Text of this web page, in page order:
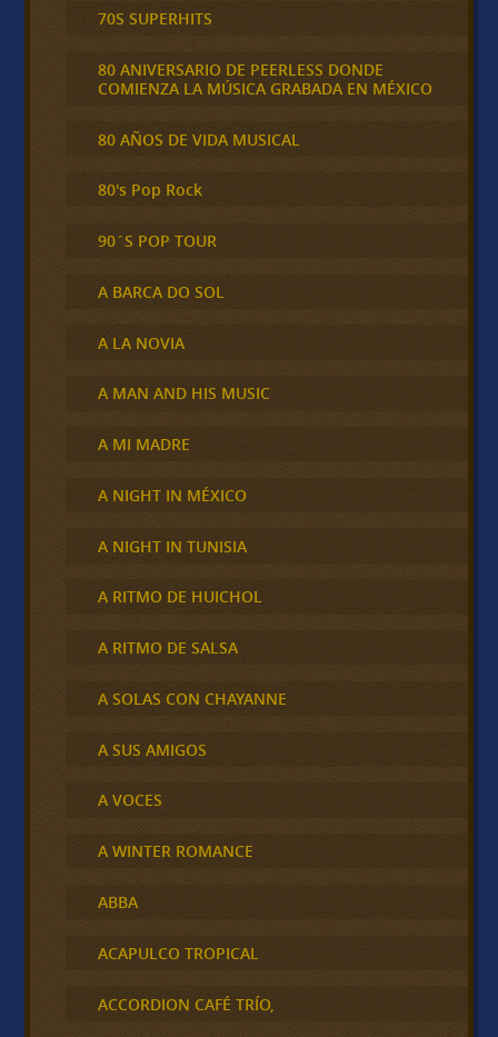
70S SUPERHITS
80 ANIVERSARIO DE PEERLESS DONDE
COMIENZA LA MÚSICA GRABADA EN MÉXICO
80 AÑOS DE VIDA MUSICAL
80's Pop Rock
90´S POP TOUR
A BARCA DO SOL
A LA NOVIA
A MAN AND HIS MUSIC
A MI MADRE
A NIGHT IN MÉXICO
A NIGHT IN TUNISIA
A RITMO DE HUICHOL
A RITMO DE SALSA
A SOLAS CON CHAYANNE
A SUS AMIGOS
A VOCES
A WINTER ROMANCE
ABBA
ACAPULCO TROPICAL
ACCORDION CAFÉ TRÍO,